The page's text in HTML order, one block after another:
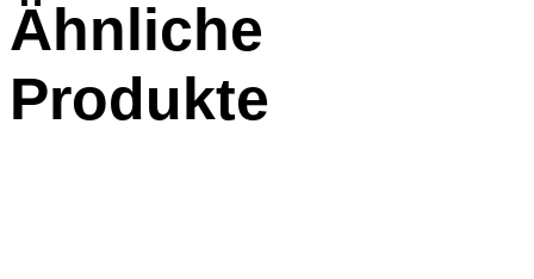
Ähnliche
Produkte